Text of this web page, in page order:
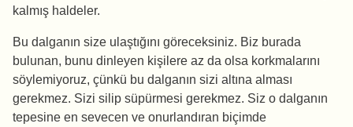
kalmış haldeler.
Bu dalganın size ulaştığını göreceksiniz. Biz burada
bulunan, bunu dinleyen kişilere az da olsa korkmalarını
söylemiyoruz, çünkü bu dalganın sizi altına alması
gerekmez. Sizi silip süpürmesi gerekmez. Siz o dalganın
tepesine en sevecen ve onurlandıran biçimde